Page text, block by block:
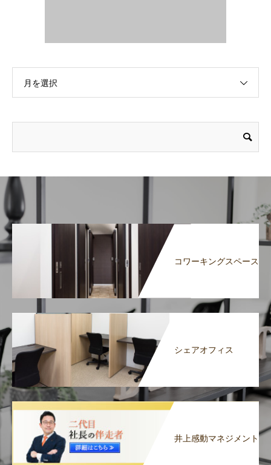
月を選択
コワーキングスペース
シェアオフィス
井上感動マネジメント